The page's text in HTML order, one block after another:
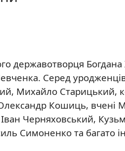
державотворця
Серед уродженців
Михайло Старицький,
Кошиць, вчені
Черняховський,
Симоненко та багато